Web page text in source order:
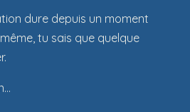
dure depuis un moment
tu sais que quelque